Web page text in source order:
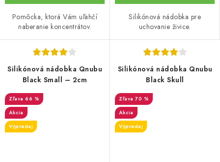
Pomôcka, ktorá Vám uľahčí
naberanie koncentrátov.
Silikónová nádobka pre
uchovanie živice.
Silikónová nádobka Qnubu
Black Small – 2cm
66 %
Akcia
Výpredaj
Silikónová nádobka Qnubu
Black Skull
70 %
Akcia
Výpredaj